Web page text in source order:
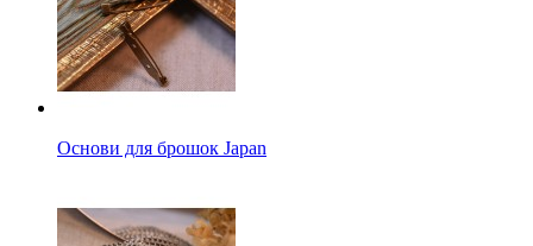
Основи для брошок Japan